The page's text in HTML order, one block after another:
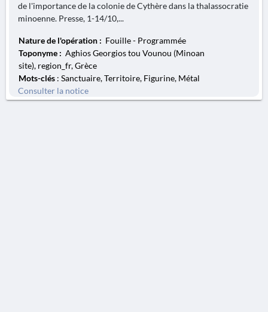
de l'importance de la colonie de Cythère dans la thalassocratie
minoenne. Presse, 1-14/10,...
Nature de l'opération : Fouille - Programmée
Toponyme : Aghios Georgios tou Vounou (Minoan
site), region_fr, Grèce
Mots-clés : Sanctuaire, Territoire, Figurine, Métal
Consulter la notice